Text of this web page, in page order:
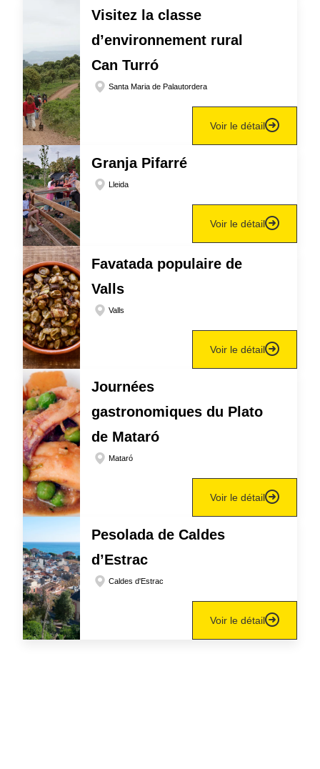
Visitez la classe
d’environnement rural
Can Turró
Santa Maria de Palautordera
Voir le détail
Granja Pifarré
Lleida
Voir le détail
Favatada populaire de
Valls
Valls
Voir le détail
Journées
gastronomiques du Plato
de Mataró
Mataró
Voir le détail
Pesolada de Caldes
d’Estrac
Caldes d'Estrac
Voir le détail